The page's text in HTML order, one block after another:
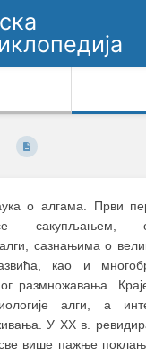
о алгама. Први
се сакупљањем,
сазнањима о
као и
размножавања.
алги, а
У XX в.
више пажње